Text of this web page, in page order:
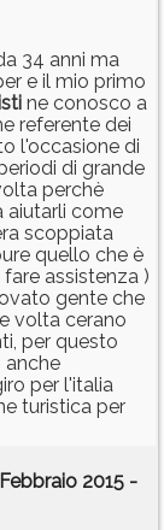
34 anni ma
e il mio primo
ne conosco a
referente dei
l'occasione di
di grande
perchè
aiutarli come
scoppiata
quello che è
assistenza )
gente che
volta cerano
per questo
anche
per l'italia
turistica per
2015 -